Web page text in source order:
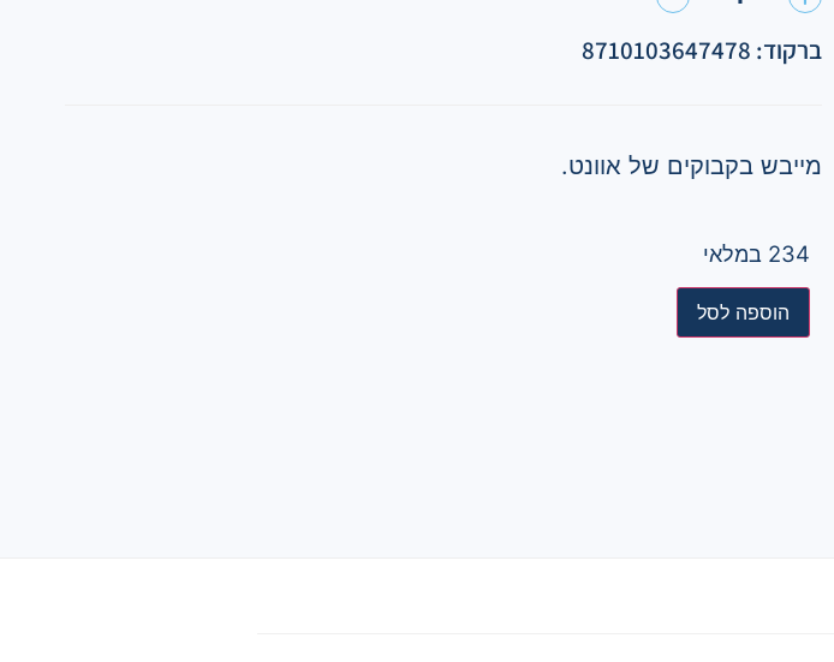
ברקוד: 8710103647478
מייבש בקבוקים של אוונט.
234 במלאי
הוספה לסל